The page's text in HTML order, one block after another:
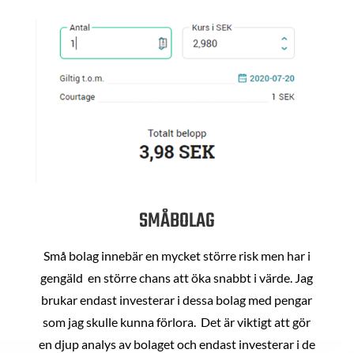
SMÅBOLAG
Små bolag innebär en mycket större risk men har i
gengäld en större chans att öka snabbt i värde. Jag
brukar endast investerar i dessa bolag med pengar
som jag skulle kunna förlora. Det är viktigt att gör
en djup analys av bolaget och endast investerar i de